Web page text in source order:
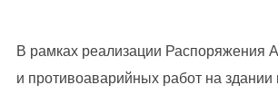
В рамках реализации Распоряжения
и противоаварийных работ на